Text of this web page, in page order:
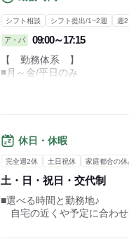
シフト相談 シフト提出/1~2週 週
ア・パ 09:00～17:15
【 勤務体系 】
■月～金/平日のみ
…休憩：1h
※勤務日数や時間に関しては
ご希望があればお伝えく
間に必ず休憩タイムに挟む
休日・休暇
完全週2休 土日祝休 家庭都合の
土・日・祝日・交代制
■選べる時間と勤務地♪
自宅の近くや予定に合わせ